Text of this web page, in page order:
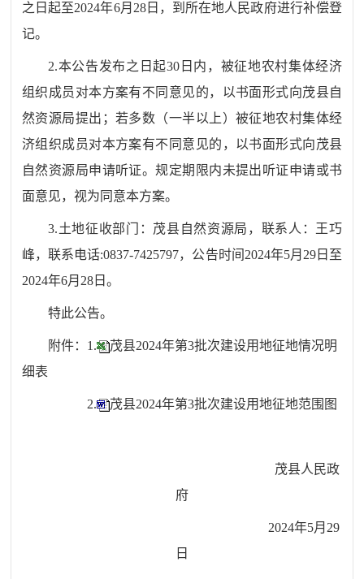
之日起至2024年6月 28日，到所在地人民政府进行补偿登
记。
2.本公告发布之日起30 日内，被征地农村集体经济
组织成员对本方案有不同意见的，以书面形式向茂县自
然资源局提出；若多数（一半以上）被征地农村集体经
济组织成员对本方案有不同意见的，以书面形式向茂县
自然资源局申请听证。规定期限内未提出听证申请或书
面意见，视为同意本方案。
3.土地征收部门：茂县自然资源局，联系人：王巧
峰，联系电话:0837-7425797，公告时间 2024年5月 29日至
2024年6月 28 日。
特此公告。
附件：1.
茂县2024年第3批次建设用地征地情况明
细表
2. 茂县2024年第3批次建设用地征地范围图
茂县人民政
府
2024年5月29
日